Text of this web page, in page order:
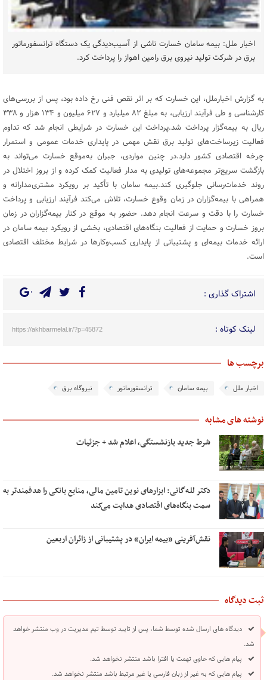
اخبار ملل: بیمه سامان خسارت ناشی از آسیب‌دیدگی یک دستگاه ترانسفورماتور
برق در شرکت تولید نیروی برق رامین اهواز را پرداخت کرد.
به گزارش اخبارملل، این خسارت که بر اثر نقص فنی رخ داده بود، پس از بررسی‌های
کارشناسی و طی فرآیند ارزیابی، به مبلغ ۸۲ میلیارد و ۶۲۷ میلیون و ۱۳۴ هزار و ۳۳۸
ریال به بیمه‌گزار پرداخت شد.پرداخت این خسارت در شرایطی انجام شد که تداوم
فعالیت زیرساخت‌های تولید برق نقش مهمی در پایداری خدمات عمومی و استمرار
چرخه اقتصادی کشور دارد.در چنین مواردی، جبران به‌موقع خسارت می‌تواند به
بازگشت سریع‌تر مجموعه‌های تولیدی به مدار فعالیت کمک کرده و از بروز اختلال در
روند خدمات‌رسانی جلوگیری کند.بیمه سامان با تأکید بر رویکرد مشتری‌مدارانه و
همراهی با بیمه‌گزاران در زمان وقوع خسارت، تلاش می‌کند فرآیند ارزیابی و پرداخت
خسارت را با دقت و سرعت انجام دهد. حضور به موقع در کنار بیمه‌گزاران در زمان
بروز خسارت و حمایت از فعالیت بنگاه‌های اقتصادی، بخشی از رویکرد بیمه سامان در
ارائه خدمات بیمه‌ای و پشتیبانی از پایداری کسب‌وکارها در شرایط مختلف اقتصادی
است.
اشتراک گذاری :
لینک کوتاه : https://akhbarmelal.ir/?p=45872
برچسب ها
اخبار ملل بیمه سامان ترانسفورماتور نیروگاه برق
نوشته های مشابه
شرط جدید بازنشستگی، اعلام شد + جزئیات
دکتر للـه‌گانی: ابزارهای نوین تامین مالی، منابع بانکی را هدفمندتر به
سمت بنگاه‌های اقتصادی هدایت می‌کند
نقش‌آفرینی «بیمه ایران» در پشتیبانی از زائران اربعین
ثبت دیدگاه
دیدگاه های ارسال شده توسط شما، پس از تایید توسط تیم مدیریت در وب منتشر خواهد
شد.
پیام هایی که حاوی تهمت یا افترا باشد منتشر نخواهد شد.
پیام هایی که به غیر از زبان فارسی یا غیر مرتبط باشد منتشر نخواهد شد.